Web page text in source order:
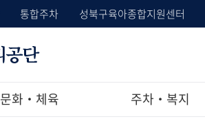
통합주차 성북구육아종합지원센터
문화‧체육 주차‧복지